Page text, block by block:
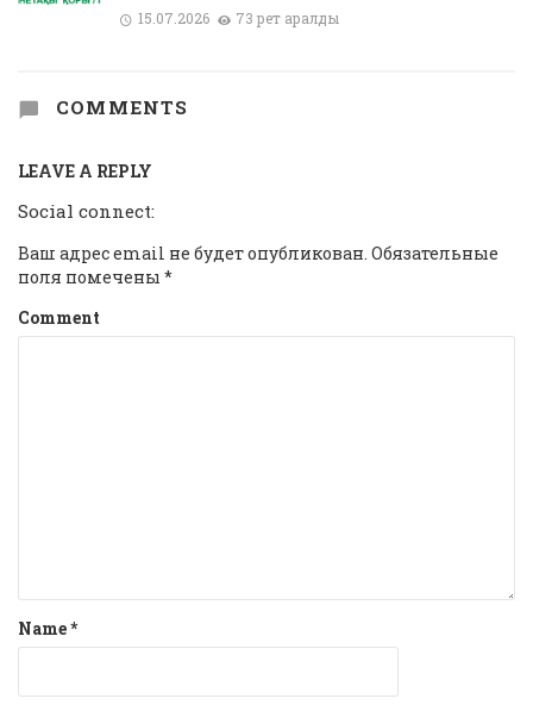
15.07.2026 73 рет қаралды
COMMENTS
LEAVE A REPLY
Social connect:
Ваш адрес email не будет опубликован. Обязательные
поля помечены *
Comment
Name*